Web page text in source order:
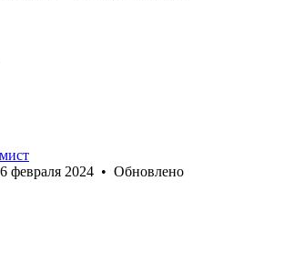
февраля 2024 • Обновлено